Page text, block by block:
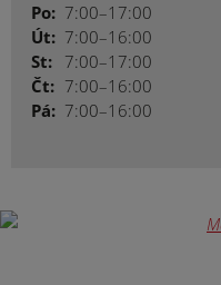
Po: 7:00–17:00
Út: 7:00–16:00
St: 7:00–17:00
Čt: 7:00–16:00
Pá: 7:00–16:00